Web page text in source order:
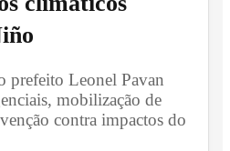
prefeito Leonel Pavan
mobilização de
contra impactos do